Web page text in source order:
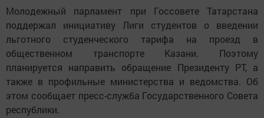
Молодежный парламент при Госсовете Татарстана
поддержал инициативу Лиги студентов о введении
льготного студенческого тарифа на проезд в
общественном транспорте Казани. Поэтому
планируется направить обращение Президенту РТ, а
также в профильные министерства и ведомства. Об
этом сообщает пресс-служба Государственного Совета
республики.